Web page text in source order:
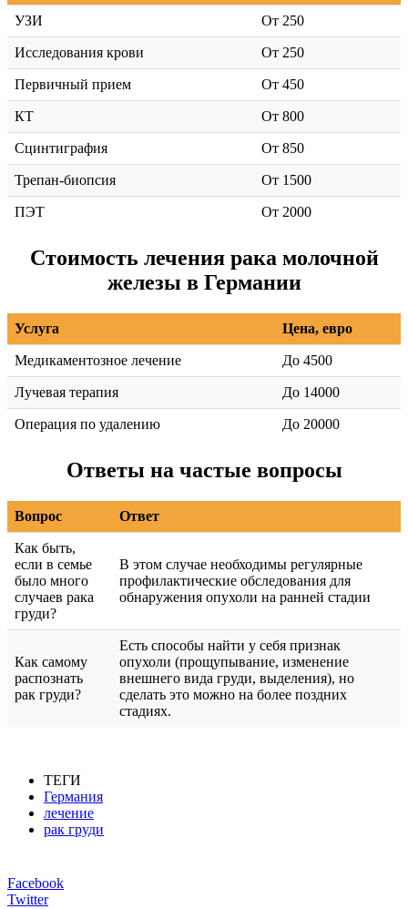
УЗИ От 250
Исследования крови От 250
Первичный прием От 450
КТ От 800
Сцинтиграфия От 850
Трепан-биопсия От 1500
ПЭТ От 2000
Стоимость лечения рака молочной
железы в Германии
Услуга Цена, евро
Медикаментозное лечение До 4500
Лучевая терапия До 14000
Операция по удалению До 20000
Ответы на частые вопросы
Вопрос Ответ
Как быть,
если в семье
было много
случаев рака
груди?
В этом случае необходимы регулярные
профилактические обследования для
обнаружения опухоли на ранней стадии
Как самому
распознать
рак груди?
Есть способы найти у себя признак
опухоли (прощупывание, изменение
внешнего вида груди, выделения), но
сделать это можно на более поздних
стадиях.
ТЕГИ
Германия
лечение
рак груди
Facebook
Twitter